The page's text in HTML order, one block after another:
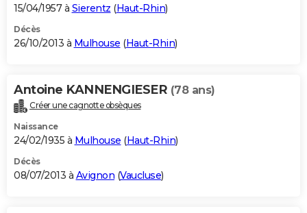
15/04/1957 à Sierentz (Haut-Rhin)
Décès
26/10/2013 à Mulhouse (Haut-Rhin)
Antoine KANNENGIESER (78 ans)
Créer une cagnotte obsèques
Naissance
24/02/1935 à Mulhouse (Haut-Rhin)
Décès
08/07/2013 à Avignon (Vaucluse)